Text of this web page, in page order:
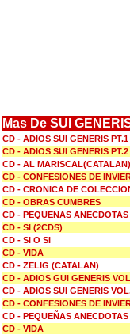
Mas De SUI
CD - ADIOS SUI GENERIS PT.1
CD - ADIOS SUI GENERIS PT.2
CD - AL MARISCAL(CATALAN)
CD - CONFESIONES DE
CD - CRONICA DE
CD - OBRAS CUMBRES
CD - PEQUENAS
CD - SI (2CDS)
CD - SI O SI
CD - VIDA
CD - ZELIG (CATALAN)
CD - ADIOS GUI GENERIS
CD - ADIOS SUI GENERIS
CD - CONFESIONES DE
CD - PEQUEÑAS
CD - VIDA